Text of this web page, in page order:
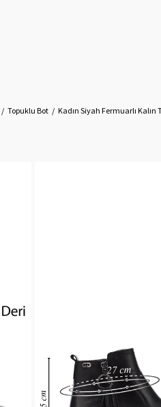
Topuklu Bot Kadın Siyah Fermuarlı